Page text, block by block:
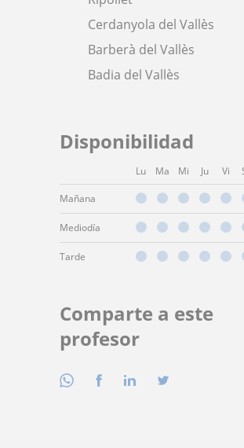
Cerdanyola del Vallès
Barberà del Vallès
Badia del Vallès
Disponibilidad
Lu Ma Mi Ju Vi
Mañana
Mediodía
Tarde
Comparte a este
profesor